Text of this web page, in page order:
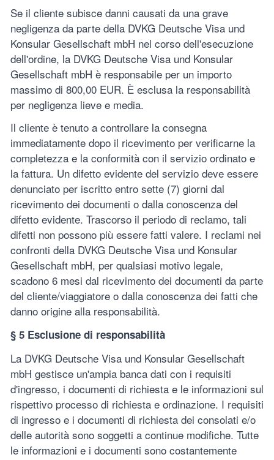
Se il cliente subisce danni causati da una grave
negligenza da parte della DVKG Deutsche Visa und
Konsular Gesellschaft mbH nel corso dell'esecuzione
dell'ordine, la DVKG Deutsche Visa und Konsular
Gesellschaft mbH è responsabile per un importo
massimo di 800,00 EUR. È esclusa la responsabilità
per negligenza lieve e media.
Il cliente è tenuto a controllare la consegna
immediatamente dopo il ricevimento per verificarne la
completezza e la conformità con il servizio ordinato e
la fattura. Un difetto evidente del servizio deve essere
denunciato per iscritto entro sette (7) giorni dal
ricevimento dei documenti o dalla conoscenza del
difetto evidente. Trascorso il periodo di reclamo, tali
difetti non possono più essere fatti valere. I reclami nei
confronti della DVKG Deutsche Visa und Konsular
Gesellschaft mbH, per qualsiasi motivo legale,
scadono 6 mesi dal ricevimento dei documenti da parte
del cliente/viaggiatore o dalla conoscenza dei fatti che
danno origine alla responsabilità.
§ 5 Esclusione di responsabilità
La DVKG Deutsche Visa und Konsular Gesellschaft
mbH gestisce un'ampia banca dati con i requisiti
d'ingresso, i documenti di richiesta e le informazioni sul
rispettivo processo di richiesta e ordinazione. I requisiti
di ingresso e i documenti di richiesta dei consolati e/o
delle autorità sono soggetti a continue modifiche. Tutte
le informazioni e i documenti sono costantemente